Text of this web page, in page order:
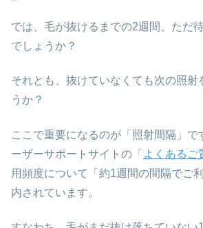
では、毛が抜けるまでの2週間、ただ
でしょうか？
それとも、抜けていなくても次の照射
うか？
ここで重要になるのが「照射間隔」で
ーザーサポートサイトの「 よくあるご
用頻度について「約1週間の間隔でご
内されています。